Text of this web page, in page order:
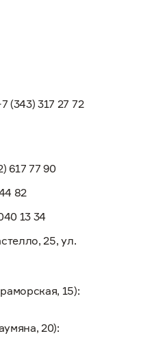
(343) 317 27 72
617 77 90
82
13 34
25, ул.
15):
20):